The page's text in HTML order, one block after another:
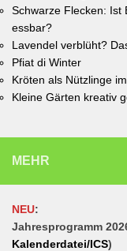
Schwarze Flecken: Ist
essbar?
Lavendel verblüht?
Pfiat di Winter
Kröten als Nützlinge
Kleine Gärten kreativ
MEHR
NEU:
Jahresprogramm
Kalenderdatei/ICS)